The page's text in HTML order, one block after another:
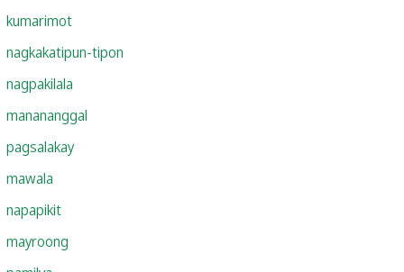
kumarimot
nagkakatipun-tipon
nagpakilala
manananggal
pagsalakay
mawala
napapikit
mayroong